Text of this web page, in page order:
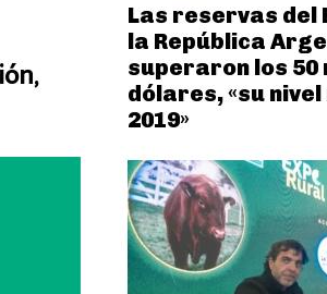
Las reservas del
la República
superaron los 50
dólares, «su
2019»